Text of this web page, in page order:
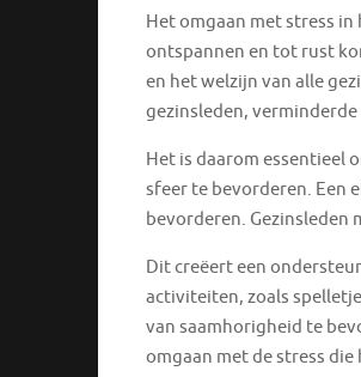
Het omgaan met stress
ontspannen en tot rust
en het welzijn van alle
gezinsleden,
Het is daarom essentieel
sfeer te bevorderen. Een
bevorderen. Gezinsleden
Dit creëert een
activiteiten, zoals
van saamhorigheid te
omgaan met de stress